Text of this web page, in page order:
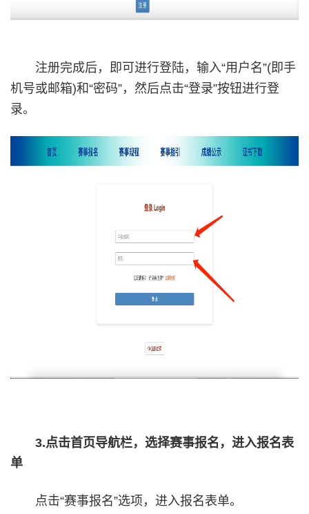
注册完成后，即可进行登陆，输入“用户名”(即手
机号或邮箱)和“密码”，然后点击“登录”按钮进行登
录。
3.点击首页导航栏，选择赛事报名，进入报名表
单
点击“赛事报名”选项，进入报名表单。